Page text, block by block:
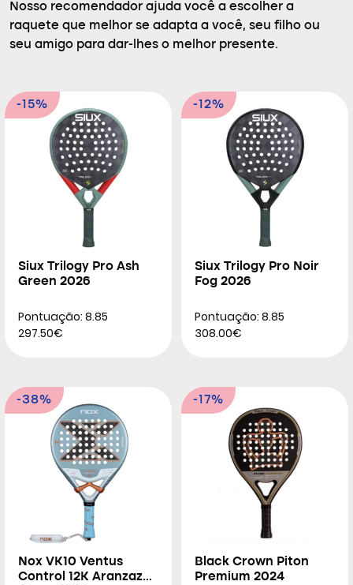
Nosso recomendador ajuda você a escolher a
raquete que melhor se adapta a você, seu filho ou
seu amigo para dar-lhes o melhor presente.
-15%
Siux Trilogy Pro Ash
Green 2026
Pontuação: 8.85
297.50€
-12%
Siux Trilogy Pro Noir
Fog 2026
Pontuação: 8.85
308.00€
-38%
Nox VK10 Ventus
Control 12K Aranzazu
-17%
Black Crown Piton
Premium 2024